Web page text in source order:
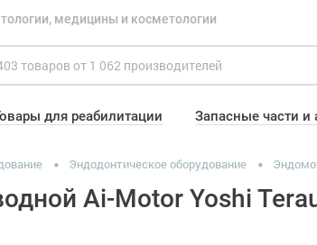
медицины и косметологии
для реабилитации Запасные части и
Эндодонтическое оборудование
Ai-Motor Yoshi